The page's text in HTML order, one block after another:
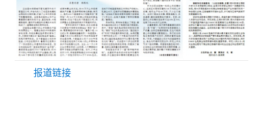
报道链接